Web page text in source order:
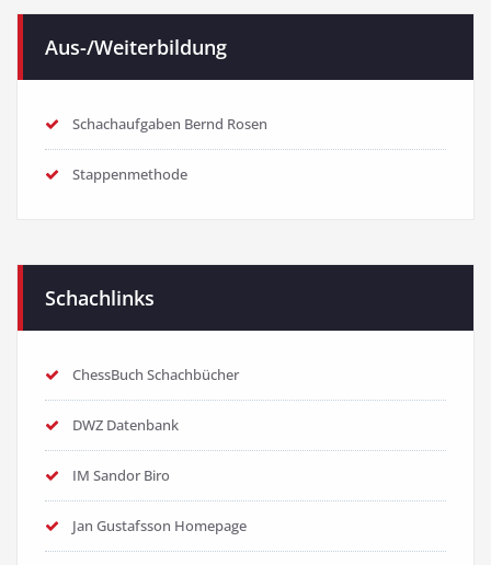
Aus-/Weiterbildung
Schachaufgaben Bernd Rosen
Stappenmethode
Schachlinks
ChessBuch Schachbücher
DWZ Datenbank
IM Sandor Biro
Jan Gustafsson Homepage